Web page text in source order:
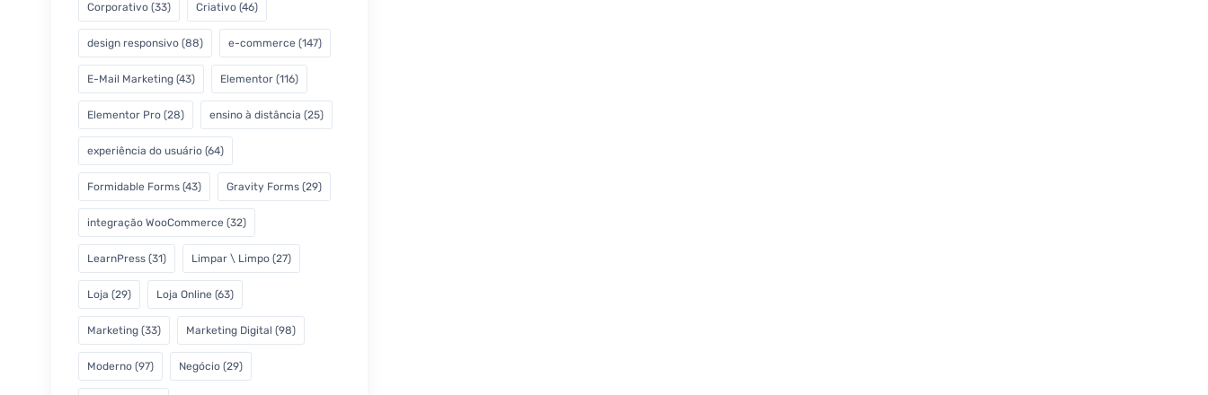
Corporativo (33) Criativo (46)
design responsivo (88) e-commerce (147)
E-Mail Marketing (43) Elementor (116)
Elementor Pro (28) ensino à distância (25)
experiência do usuário (64)
Formidable Forms (43) Gravity Forms (29)
integração WooCommerce (32)
LearnPress (31) Limpar \ Limpo (27)
Loja (29) Loja Online (63)
Marketing (33) Marketing Digital (98)
Moderno (97) Negócio (29)